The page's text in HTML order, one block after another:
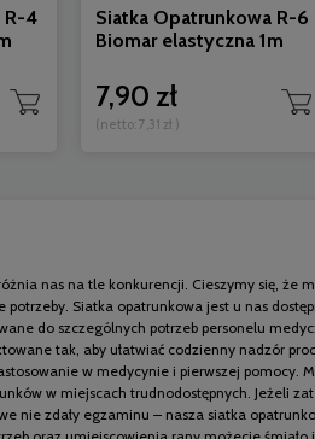
R-4
Siatka Opatrunkowa R-6
Biomar elastyczna 1m
7,90 zł
(netto:7,31 zł )
nas na tle konkurencji. Cieszymy się, że
Siatka opatrunkowa jest u nas
do szczególnych potrzeb personelu
tak, aby ułatwiać codzienny nadzór
w medycynie i pierwszej pomocy.
w miejscach trudnodostępnych. Jeżeli
nie zdały egzaminu – nasza siatka